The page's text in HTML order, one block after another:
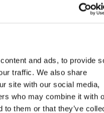
and ads, to provide
traffic. We also share
site with our social media,
who may combine it with
to them or that they’ve
DeLaval 961430-01
gallerij